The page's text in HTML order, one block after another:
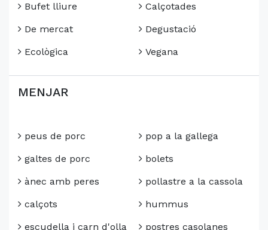
Bufet lliure
De mercat
Ecològica
Calçotades
Degustació
Vegana
MENJAR
peus de porc
galtes de porc
ànec amb peres
calçots
escudella i carn d'olla
pop a la gallega
bolets
pollastre a la cassola
hummus
postres casolanes